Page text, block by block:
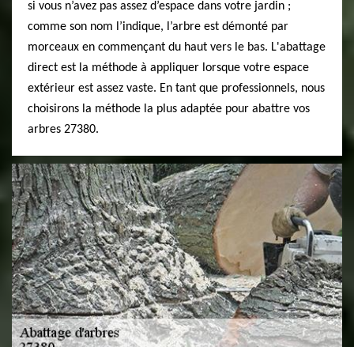
si vous n’avez pas assez d’espace dans votre jardin ;
comme son nom l’indique, l’arbre est démonté par
morceaux en commençant du haut vers le bas. L'abattage
direct est la méthode à appliquer lorsque votre espace
extérieur est assez vaste. En tant que professionnels, nous
choisirons la méthode la plus adaptée pour abattre vos
arbres 27380.